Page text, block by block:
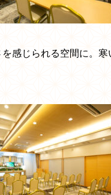
感じられる空間に。